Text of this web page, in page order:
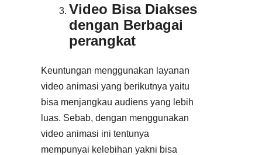
Video Bisa Diakses
dengan Berbagai
perangkat
Keuntungan menggunakan layanan
video animasi yang berikutnya yaitu
bisa menjangkau audiens yang lebih
luas. Sebab, dengan menggunakan
video animasi ini tentunya
mempunyai kelebihan yakni bisa